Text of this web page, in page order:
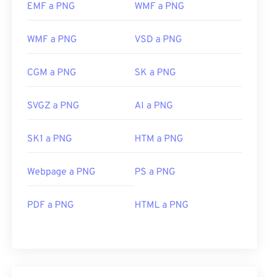
EMF a PNG WMF a PNG
WMF a PNG VSD a PNG
CGM a PNG SK a PNG
SVGZ a PNG AI a PNG
SK1 a PNG HTM a PNG
Webpage a PNG PS a PNG
PDF a PNG HTML a PNG